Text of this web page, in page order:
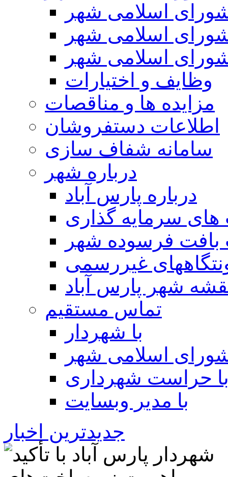
اسلامی شهر
اسلامی شهر
اسلامی شهر
وظایف و اختیارات
مزایده ها و مناقصات
اطلاعات دستفروشان
سامانه شفاف سازی
درباره شهر
درباره پارس آباد
سرمایه گذاری
بافت فرسوده شهر
غیررسمی
شهر پارس آباد
تماس مستقیم
با شهردار
اسلامی شهر
حراست شهرداری
با مدیر وبسایت
جدیدترین اخبار